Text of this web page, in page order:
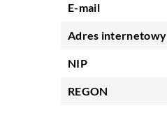
E-mail
Adres internetowy
NIP
REGON